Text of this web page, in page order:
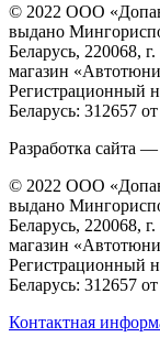
© 2022 ООО
выдано
Беларусь, 220068, г.
магазин
Регистрационный
Беларусь: 312657
Разработка сайта —
© 2022 ООО
выдано
Беларусь, 220068, г.
магазин
Регистрационный
Беларусь: 312657
Контактная